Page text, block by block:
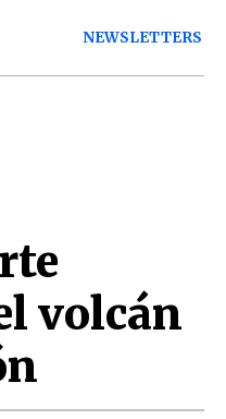
NEWSLETTERS
volcán